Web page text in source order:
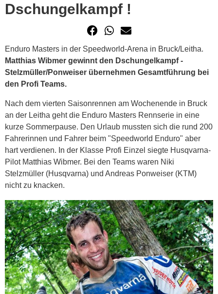
Dschungelkampf !
Enduro Masters in der Speedworld-Arena in Bruck/Leitha.
Matthias Wibmer gewinnt den Dschungelkampf -
Stelzmüller/Ponweiser übernehmen Gesamtführung bei
den Profi Teams.
Nach dem vierten Saisonrennen am Wochenende in Bruck
an der Leitha geht die Enduro Masters Rennserie in eine
kurze Sommerpause. Den Urlaub mussten sich die rund 200
Fahrerinnen und Fahrer beim "Speedworld Enduro" aber
hart verdienen. In der Klasse Profi Einzel siegte Husqvarna-
Pilot Matthias Wibmer. Bei den Teams waren Niki
Stelzmüller (Husqvarna) und Andreas Ponweiser (KTM)
nicht zu knacken.